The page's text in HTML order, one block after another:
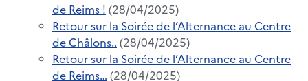
de Reims ! (28/04/2025)
Retour sur la Soirée de l’Alternance au Centre
de Châlons.. (28/04/2025)
Retour sur la Soirée de l’Alternance au Centre
de Reims… (28/04/2025)